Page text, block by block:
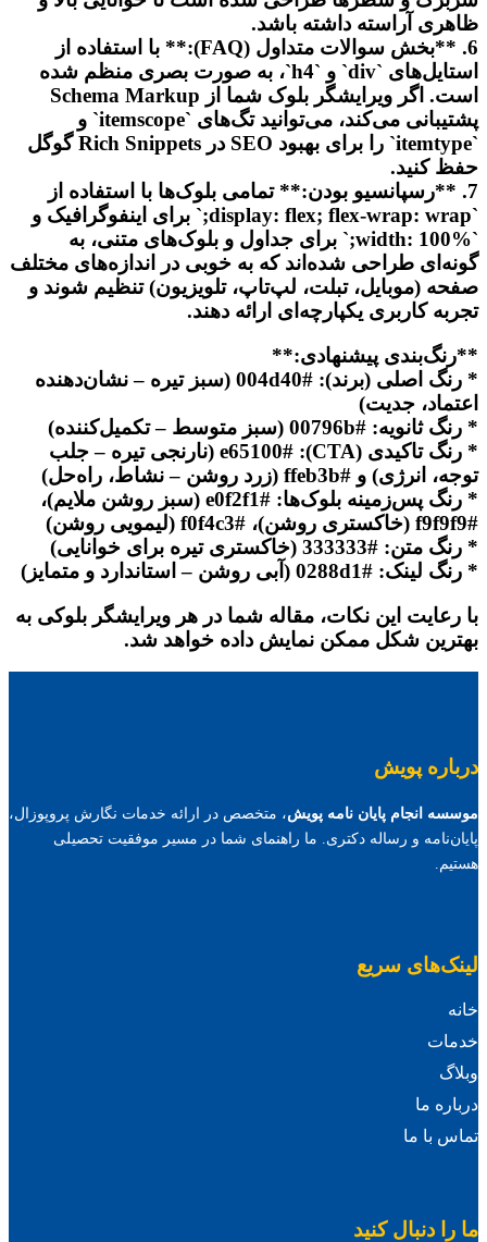
ظاهری آراسته داشته باشد.
6. **بخش سوالات متداول (FAQ):** با استفاده از
استایل‌های `div` و `h4`، به صورت بصری منظم شده
است. اگر ویرایشگر بلوک شما از Schema Markup
پشتیبانی می‌کند، می‌توانید تگ‌های `itemscope` و
`itemtype` را برای بهبود SEO در Rich Snippets گوگل
حفظ کنید.
7. **رسپانسیو بودن:** تمامی بلوک‌ها با استفاده از
`display: flex; flex-wrap: wrap;` برای اینفوگرافیک و
`width: 100%;` برای جداول و بلوک‌های متنی، به
گونه‌ای طراحی شده‌اند که به خوبی در اندازه‌های مختلف
صفحه (موبایل، تبلت، لپ‌تاپ، تلویزیون) تنظیم شوند و
تجربه کاربری یکپارچه‌ای ارائه دهند.
**رنگ‌بندی پیشنهادی:**
* رنگ اصلی (برند): #004d40 (سبز تیره – نشان‌دهنده
اعتماد، جدیت)
* رنگ ثانویه: #00796b (سبز متوسط – تکمیل‌کننده)
* رنگ تاکیدی (CTA): #e65100 (نارنجی تیره – جلب
توجه، انرژی) و #ffeb3b (زرد روشن – نشاط، راه‌حل)
* رنگ پس‌زمینه بلوک‌ها: #e0f2f1 (سبز روشن ملایم)،
#f9f9f9 (خاکستری روشن)، #f0f4c3 (لیمویی روشن)
* رنگ متن: #333333 (خاکستری تیره برای خوانایی)
* رنگ لینک: #0288d1 (آبی روشن – استاندارد و متمایز)
با رعایت این نکات، مقاله شما در هر ویرایشگر بلوکی به
بهترین شکل ممکن نمایش داده خواهد شد.
درباره پویش
موسسه انجام پایان نامه پویش، متخصص در ارائه خدمات نگارش پروپوزال،
پایان‌نامه و رساله دکتری. ما راهنمای شما در مسیر موفقیت تحصیلی
هستیم.
لینک‌های سریع
خانه
خدمات
وبلاگ
درباره ما
تماس با ما
ما را دنبال کنید